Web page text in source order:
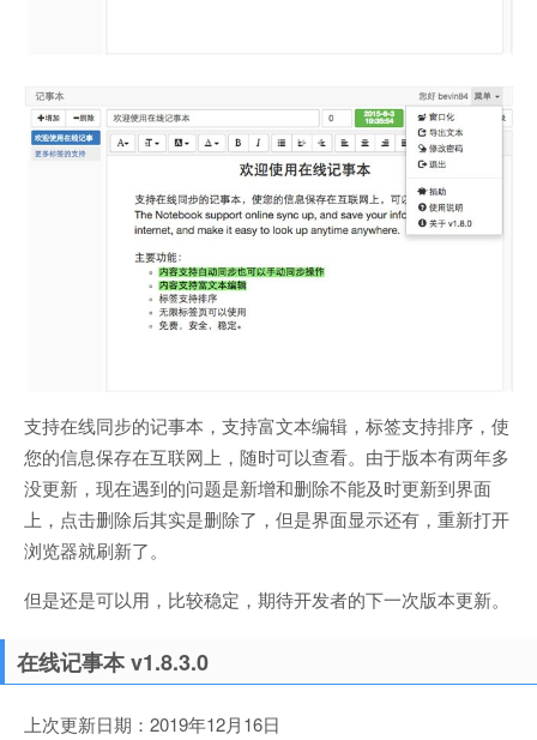
支持在线同步的记事本，支持富文本编辑，标签支持排序，使
您的信息保存在互联网上，随时可以查看。由于版本有两年多
没更新，现在遇到的问题是新增和删除不能及时更新到界面
上，点击删除后其实是删除了，但是界面显示还有，重新打开
浏览器就刷新了。
但是还是可以用，比较稳定，期待开发者的下一次版本更新。
在线记事本 v1.8.3.0
上次更新日期：2019年12月16日